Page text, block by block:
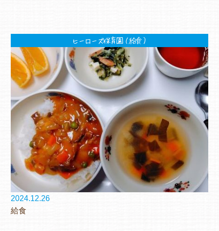
ヒーローズ保育園（給食）
2024.12.26
給食